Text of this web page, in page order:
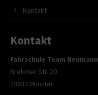
Kontakt
Kontakt
Fahrschule Team Neumann
Breloher Str. 20
29633 Munster